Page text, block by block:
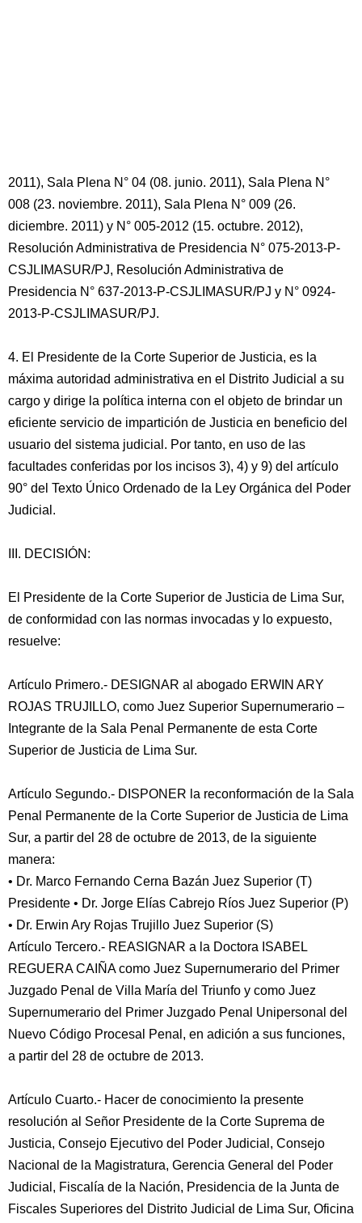
2011), Sala Plena N° 04 (08. junio. 2011), Sala Plena N°
008 (23. noviembre. 2011), Sala Plena N° 009 (26.
diciembre. 2011) y N° 005-2012 (15. octubre. 2012),
Resolución Administrativa de Presidencia N° 075-2013-P-
CSJLIMASUR/PJ, Resolución Administrativa de
Presidencia N° 637-2013-P-CSJLIMASUR/PJ y N° 0924-
2013-P-CSJLIMASUR/PJ.
4. El Presidente de la Corte Superior de Justicia, es la
máxima autoridad administrativa en el Distrito Judicial a su
cargo y dirige la política interna con el objeto de brindar un
eficiente servicio de impartición de Justicia en beneficio del
usuario del sistema judicial. Por tanto, en uso de las
facultades conferidas por los incisos 3), 4) y 9) del artículo
90° del Texto Único Ordenado de la Ley Orgánica del Poder
Judicial.
III. DECISIÓN:
El Presidente de la Corte Superior de Justicia de Lima Sur,
de conformidad con las normas invocadas y lo expuesto,
resuelve:
Artículo Primero.- DESIGNAR al abogado ERWIN ARY
ROJAS TRUJILLO, como Juez Superior Supernumerario –
Integrante de la Sala Penal Permanente de esta Corte
Superior de Justicia de Lima Sur.
Artículo Segundo.- DISPONER la reconformación de la Sala
Penal Permanente de la Corte Superior de Justicia de Lima
Sur, a partir del 28 de octubre de 2013, de la siguiente
manera:
• Dr. Marco Fernando Cerna Bazán Juez Superior (T)
Presidente • Dr. Jorge Elías Cabrejo Ríos Juez Superior (P)
• Dr. Erwin Ary Rojas Trujillo Juez Superior (S)
Artículo Tercero.- REASIGNAR a la Doctora ISABEL
REGUERA CAIÑA como Juez Supernumerario del Primer
Juzgado Penal de Villa María del Triunfo y como Juez
Supernumerario del Primer Juzgado Penal Unipersonal del
Nuevo Código Procesal Penal, en adición a sus funciones,
a partir del 28 de octubre de 2013.
Artículo Cuarto.- Hacer de conocimiento la presente
resolución al Señor Presidente de la Corte Suprema de
Justicia, Consejo Ejecutivo del Poder Judicial, Consejo
Nacional de la Magistratura, Gerencia General del Poder
Judicial, Fiscalía de la Nación, Presidencia de la Junta de
Fiscales Superiores del Distrito Judicial de Lima Sur, Oficina